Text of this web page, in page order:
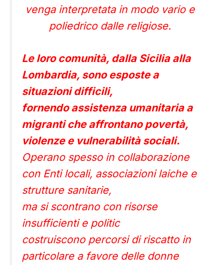
venga interpretata in modo vario e
poliedrico dalle religiose.
Le loro comunità, dalla Sicilia alla
Lombardia, sono esposte a
situazioni difficili,
fornendo assistenza umanitaria a
migranti che affrontano povertà,
violenze e vulnerabilità sociali.
Operano spesso in collaborazione
con Enti locali, associazioni laiche e
strutture sanitarie,
ma si scontrano con risorse
insufficienti e politic
costruiscono percorsi di riscatto in
particolare a favore delle donne